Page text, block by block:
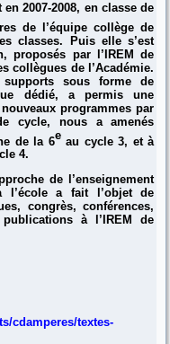
2007-2008, en classe de
de l’équipe collège de
classes. Puis elle s’est
proposés par l’IREM de
collègues de l’Académie.
sous forme de
dédié, a permis une
programmes par
cycle, nous a amenés
de la 6e au cycle 3, et à
4.
de l’enseignement
l’école a fait l’objet de
congrès, conférences,
à l’IREM de
cdamperes/textes-